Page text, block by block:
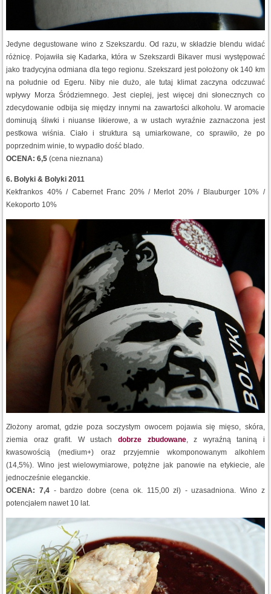
Jedyne degustowane wino z Szekszardu. Od razu, w składzie blendu widać
różnicę. Pojawiła się Kadarka, która w Szekszardi Bikaver musi występować
jako tradycyjna odmiana dla tego regionu. Szekszard jest położony ok 140 km
na południe od Egeru. Niby nie dużo, ale tutaj klimat zaczyna odczuwać
wpływy Morza Śródziemnego. Jest cieplej, jest więcej dni słonecznych co
zdecydowanie odbija się między innymi na zawartości alkoholu. W aromacie
dominują śliwki i niuanse likierowe, a w ustach wyraźnie zaznaczona jest
pestkowa wiśnia. Ciało i struktura są umiarkowane, co sprawiło, że po
poprzednim winie, to wypadło dość blado.
OCENA: 6,5 (cena nieznana)
6. Bolyki & Bolyki 2011
Kekfrankos 40% / Cabernet Franc 20% / Merlot 20% / Blauburger 10% /
Kekoporto 10%
Złożony aromat, gdzie poza soczystym owocem pojawia się mięso, skóra,
ziemia oraz grafit. W ustach dobrze zbudowane, z wyraźną taniną i
kwasowością (medium+) oraz przyjemnie wkomponowanym alkohlem
(14,5%). Wino jest wielowymiarowe, potężne jak panowie na etykiecie, ale
jednocześnie eleganckie.
OCENA: 7,4 - bardzo dobre (cena ok. 115,00 zł) - uzasadniona. Wino z
potencjałem nawet 10 lat.